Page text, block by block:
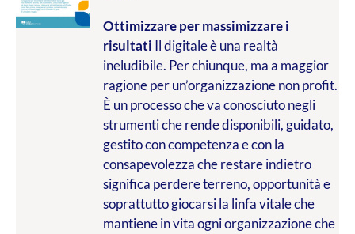
Ottimizzare per massimizzare i
risultati Il digitale è una realtà
ineludibile. Per chiunque, ma a maggior
ragione per un’organizzazione non profit.
È un processo che va conosciuto negli
strumenti che rende disponibili, guidato,
gestito con competenza e con la
consapevolezza che restare indietro
significa perdere terreno, opportunità e
soprattutto giocarsi la linfa vitale che
mantiene in vita ogni organizzazione che